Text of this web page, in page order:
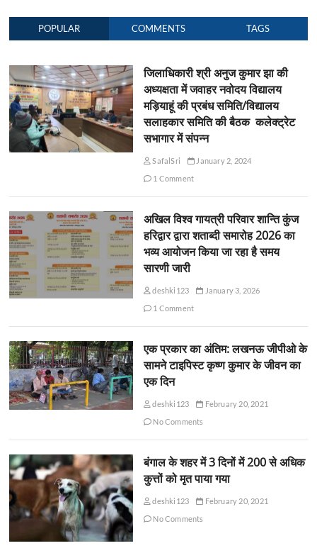
POPULAR COMMENTS TAGS
जिलाधिकारी श्री अनुज कुमार झा की
अध्यक्षता में जवाहर नवोदय विद्यालय
मड़ियाहूं की प्रबंध समिति/विद्यालय
सलाहकार समिति की बैठक कलेक्ट्रेट
सभागार में संपन्न
SafalSri
January 2, 2024
1 Comment
अखिल विश्व गायत्री परिवार शान्ति कुंज
हरिद्वार द्वारा शताब्दी समारोह 2026 का
भव्य आयोजन किया जा रहा है समय
सारणी जारी
deshki123
January 3, 2026
1 Comment
एक प्रकार का अंतिम: लखनऊ जीपीओ के
सामने टाइपिस्ट कृष्ण कुमार के जीवन का
एक दिन
deshki123
February 20, 2021
No Comments
बंगाल के शहर में 3 दिनों में 200 से अधिक
कुत्तों को मृत पाया गया
deshki123
February 20, 2021
No Comments